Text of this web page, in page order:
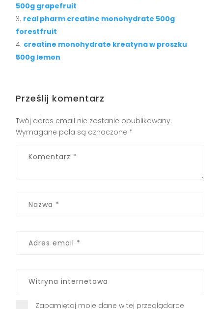
500g grapefruit
real pharm creatine monohydrate 500g
forestfruit
creatine monohydrate kreatyna w proszku
500g lemon
Prześlij komentarz
Twój adres email nie zostanie opublikowany.
Wymagane pola są oznaczone *
Zapamiętaj moje dane w tej przeglądarce